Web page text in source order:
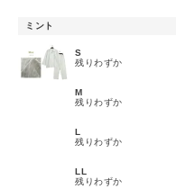
ミント
S
残りわずか
M
残りわずか
L
残りわずか
LL
残りわずか